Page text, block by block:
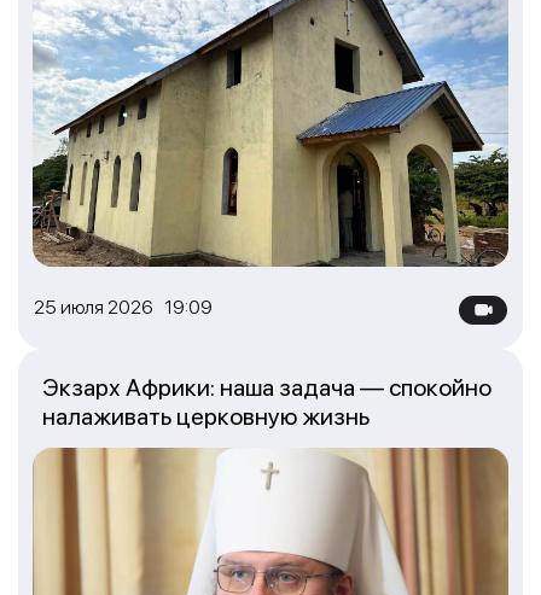
25 июля 2026 19:09
Экзарх Африки: наша задача — спокойно
налаживать церковную жизнь